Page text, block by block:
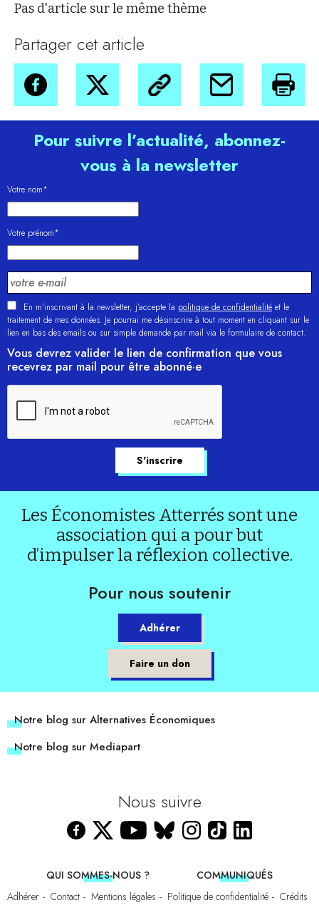
Pas d'article sur le même thème
Partager cet article
Pour suivre l’actualité, abonnez-
vous à la newsletter
Votre nom*
Votre prénom*
En m'inscrivant à la newsletter, j’accepte la politique de confidentialité et le
traitement de mes données. Je pourrai me désinscrire à tout moment en cliquant sur le
lien en bas des emails ou sur simple demande par mail via le formulaire de contact.
Vous devrez valider le lien de confirmation que vous
recevrez par mail pour être abonné·e
Les Économistes Atterrés sont une
association qui a pour but
d’impulser la réflexion collective.
Pour nous soutenir
Adhérer
Faire un don
Notre blog sur Alternatives Économiques
Notre blog sur Mediapart
Nous suivre
QUI SOMMES-NOUS ?
COMMUNIQUÉS
Adhérer
Contact Mentions légales Politique de confidentialité
Crédits